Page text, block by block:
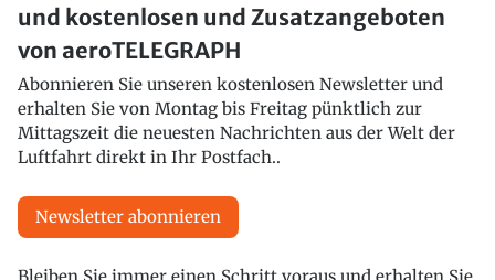
und kostenlosen und Zusatzangeboten
von aeroTELEGRAPH
Abonnieren Sie unseren kostenlosen Newsletter und
erhalten Sie von Montag bis Freitag pünktlich zur
Mittagszeit die neuesten Nachrichten aus der Welt der
Luftfahrt direkt in Ihr Postfach..
Newsletter abonnieren